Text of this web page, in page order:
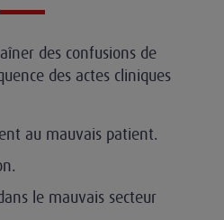
des confusions de
des actes cliniques
au mauvais patient.
le mauvais secteur